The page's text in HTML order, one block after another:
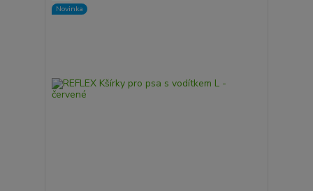
Novinka